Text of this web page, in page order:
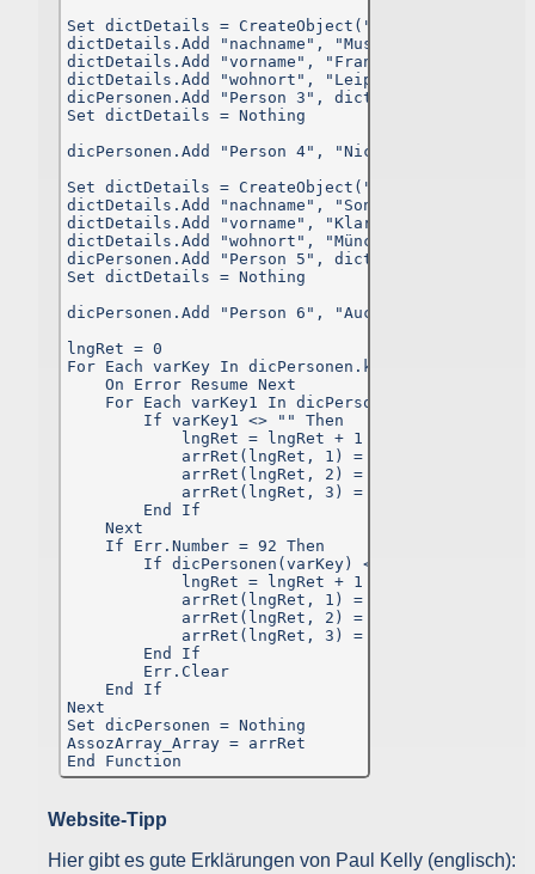
Set dictDetails =
dictDetails.Add "nachname", "Mustermann"
dictDetails.Add "vorname", "Franz"
dictDetails.Add "wohnort", "Leipzig"
dicPersonen.Add "Person 3", dictDetails
Set dictDetails = Nothing
dicPersonen.Add "Person 4", "Nicht vergeben."
Set dictDetails =
dictDetails.Add "nachname", "Sonne"
dictDetails.Add "vorname", "Klara"
dictDetails.Add "wohnort", "München"
dicPersonen.Add "Person 5", dictDetails
Set dictDetails = Nothing
dicPersonen.Add "Person 6", "Auch nicht
lngRet = 0
For Each varKey In dicPersonen.keys
    On Error Resume Next
    For Each varKey1 In dicPersonen(varKey).keys
        If varKey1 <> "" Then
            lngRet = lngRet + 1
            arrRet(lngRet, 1) = varKey
            arrRet(lngRet, 2) = varKey1
arrRet(lngRet, 3) =
        End If
    Next
    If Err.Number = 92 Then
        If dicPersonen(varKey) <> "" Then
            lngRet = lngRet + 1
            arrRet(lngRet, 1) = varKey
            arrRet(lngRet, 2) = ""
arrRet(lngRet, 3) =
        End If
        Err.Clear
    End If
Next
Set dicPersonen = Nothing
AssozArray_Array = arrRet
End Function
Website-Tipp
Hier gibt es gute Erklärungen von Paul Kelly (englisch):